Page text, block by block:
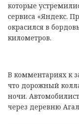
которые
сервиса «Яндекс.
окрасился в
километров.
В комментариях к
что дорожный
ночи.
через деревню